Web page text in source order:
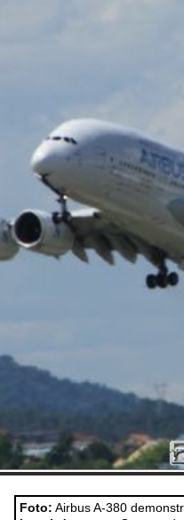
Foto: Airbus A-380